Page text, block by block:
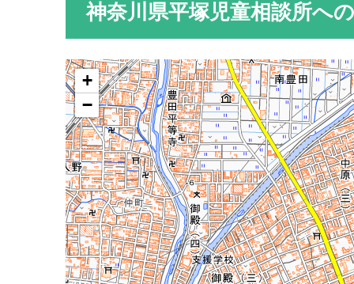
神奈川県平塚児童相談所へ